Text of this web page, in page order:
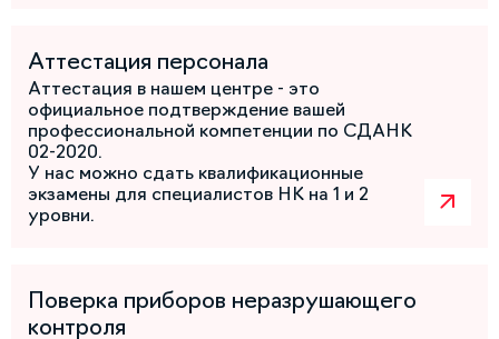
Аттестация персонала
Аттестация в нашем центре - это
официальное подтверждение вашей
профессиональной компетенции по СДАНК
02-2020.
У нас можно сдать квалификационные
экзамены для специалистов НК на 1 и 2
уровни.
Поверка приборов неразрушающего
контроля